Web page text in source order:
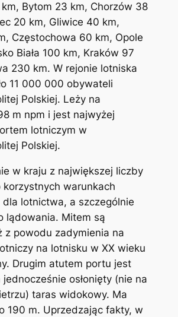
Bytom 23 km, Chorzów 38
20 km, Gliwice 40 km,
Częstochowa 60 km, Opole
Biała 100 km, Kraków 97
230 km. W rejonie lotniska
11 000 000 obywateli
Polskiej. Leży na
m npm i jest najwyżej
lotniczym w
Polskiej.
w kraju z największej liczby
warunkach
lotnictwa, a szczególnie
lądowania. Mitem są
z powodu zadymienia na
na lotnisku w XX wieku
Drugim atutem portu jest
jednocześnie osłonięty (nie na
taras widokowy. Ma
190 m. Uprzedzając fakty, w